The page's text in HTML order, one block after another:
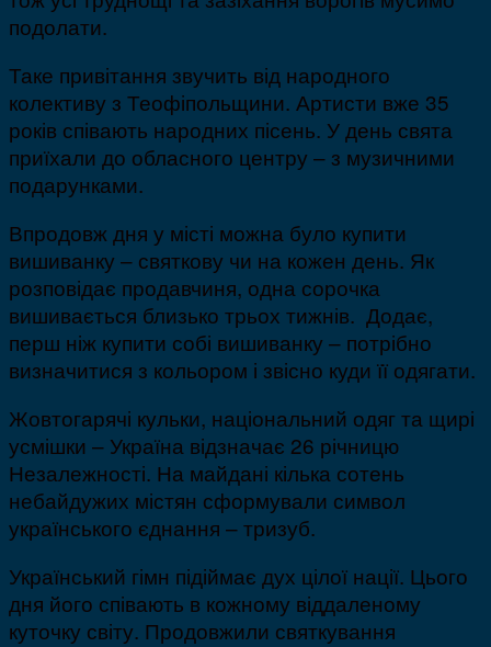
подолати.
Таке привітання звучить від народного
колективу з Теофіпольщини. Артисти вже 35
років співають народних пісень. У день свята
приїхали до обласного центру – з музичними
подарунками.
Впродовж дня у місті можна було купити
вишиванку – святкову чи на кожен день. Як
розповідає продавчиня, одна сорочка
вишивається близько трьох тижнів. Додає,
перш ніж купити собі вишиванку – потрібно
визначитися з кольором і звісно куди її одягати.
Жовтогарячі кульки, національний одяг та щирі
усмішки – Україна відзначає 26 річницю
Незалежності. На майдані кілька сотень
небайдужих містян сформували символ
українського єднання – тризуб.
Український гімн підіймає дух цілої нації. Цього
дня його співають в кожному віддаленому
куточку світу. Продовжили святкування